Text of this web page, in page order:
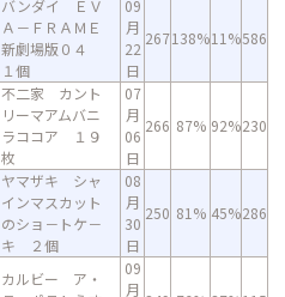
バンダイ ＥＶ
Ａ－ＦＲＡＭＥ
新劇場版０４
１個
09
月
22
日
267138%11%586
不二家 カント
リーマアムバニ
ラココア １９
枚
07
月
06
日
266 87% 92%230
ヤマザキ シャ
インマスカット
のショ－トケ－
キ ２個
08
月
30
日
250 81% 45%286
カルビー ア・
09
月